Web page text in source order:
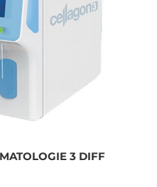
3 DIFF